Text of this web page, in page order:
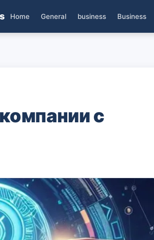
Home General business Business
с